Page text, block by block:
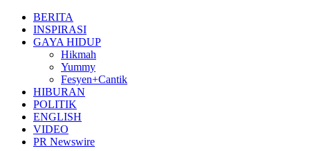
BERITA
INSPIRASI
GAYA HIDUP
Hikmah
Yummy
Fesyen+Cantik
HIBURAN
POLITIK
ENGLISH
VIDEO
PR Newswire